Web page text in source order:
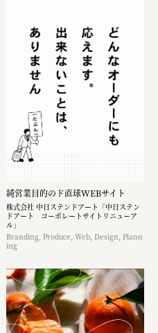
純営業目的のド直球WEBサイト
株式会社 中日ステンドアート「中日ステン
ドアート コーポレートサイトリニューア
ル」
Branding, Produce, Web, Design, Plann
ing